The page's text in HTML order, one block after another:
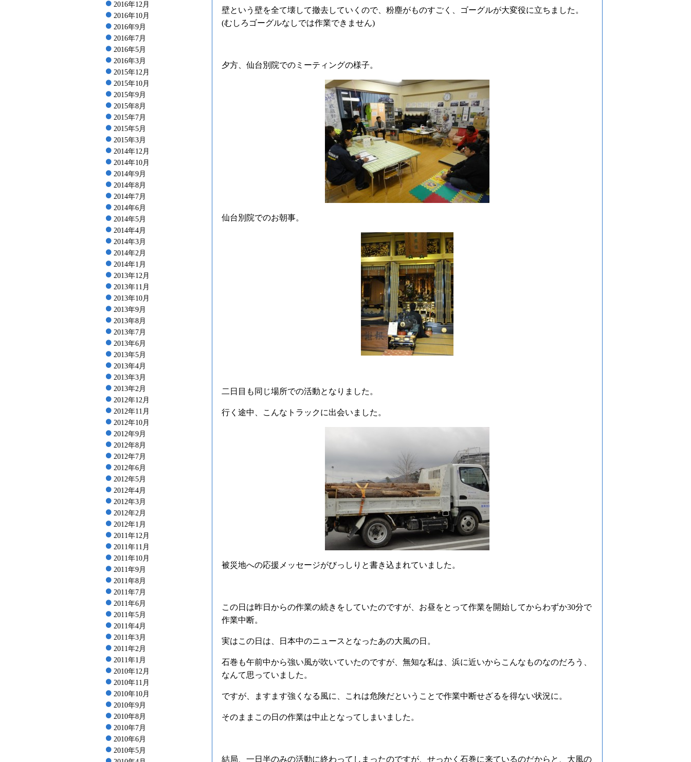
2016年12月
2016年10月
2016年9月
2016年7月
2016年5月
2016年3月
2015年12月
2015年10月
2015年9月
2015年8月
2015年7月
2015年5月
2015年3月
2014年12月
2014年10月
2014年9月
2014年8月
2014年7月
2014年6月
2014年5月
2014年4月
2014年3月
2014年2月
2014年1月
2013年12月
2013年11月
2013年10月
2013年9月
2013年8月
2013年7月
2013年6月
2013年5月
2013年4月
2013年3月
2013年2月
2012年12月
2012年11月
2012年10月
2012年9月
2012年8月
2012年7月
2012年6月
2012年5月
2012年4月
2012年3月
2012年2月
2012年1月
2011年12月
2011年11月
2011年10月
2011年9月
2011年8月
2011年7月
2011年6月
2011年5月
2011年4月
2011年3月
2011年2月
2011年1月
2010年12月
2010年11月
2010年10月
2010年9月
2010年8月
2010年7月
2010年6月
2010年5月
壁という壁を全て壊して撤去していくので、粉塵がものすごく、ゴーグルが大変役に立ちました。
(むしろゴーグルなしでは作業できません)
夕方、仙台別院でのミーティングの様子。
仙台別院でのお朝事。
二日目も同じ場所での活動となりました。
行く途中、こんなトラックに出会いました。
被災地への応援メッセージがびっしりと書き込まれていました。
この日は昨日からの作業の続きをしていたのですが、お昼をとって作業を開始してからわずか30分で
作業中断。
実はこの日は、日本中のニュースとなったあの大風の日。
石巻も午前中から強い風が吹いていたのですが、無知な私は、浜に近いからこんなものなのだろう、
なんて思っていました。
ですが、ますます強くなる風に、これは危険だということで作業中断せざるを得ない状況に。
そのままこの日の作業は中止となってしまいました。
結局、一日半のみの活動に終わってしまったのですが、せっかく石巻に来ているのだからと、大風の